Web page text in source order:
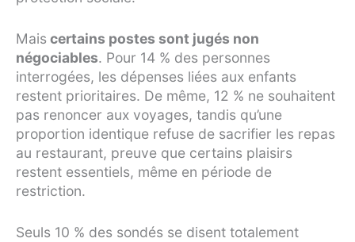
Maiscertains postes sont jugés non
négociables. Pour 14 % des personnes
interrogées, les dépenses liées aux enfants
restent prioritaires. De même, 12 % ne souhaitent
pas renoncer aux voyages, tandis qu’une
proportion identique refuse de sacrifier les repas
au restaurant, preuve que certains plaisirs
restent essentiels, même en période de
restriction.
Seuls 10 % des sondés se disent totalement